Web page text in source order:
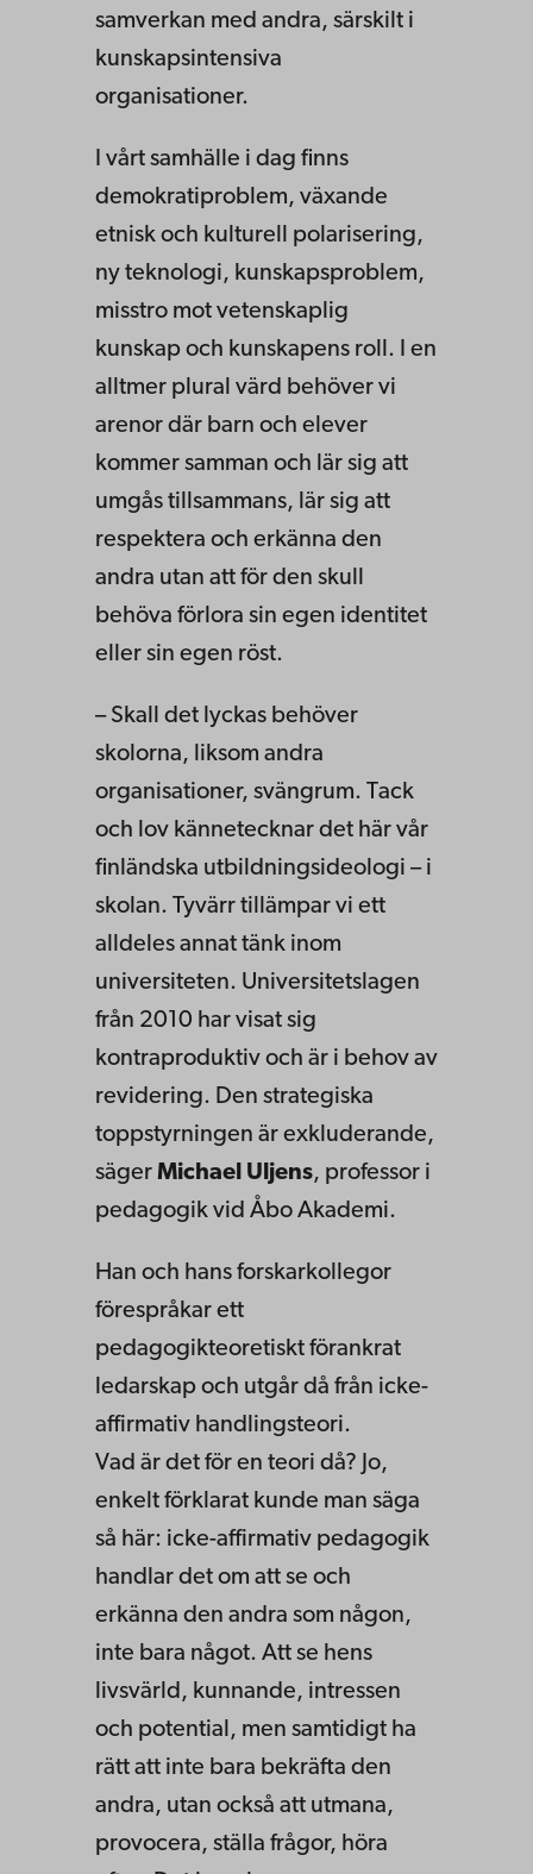
samverkan med andra, särskilt i
kunskapsintensiva
organisationer.
I vårt samhälle i dag finns
demokratiproblem, växande
etnisk och kulturell polarisering,
ny teknologi, kunskapsproblem,
misstro mot vetenskaplig
kunskap och kunskapens roll. I en
alltmer plural värd behöver vi
arenor där barn och elever
kommer samman och lär sig att
umgås tillsammans, lär sig att
respektera och erkänna den
andra utan att för den skull
behöva förlora sin egen identitet
eller sin egen röst.
– Skall det lyckas behöver
skolorna, liksom andra
organisationer, svängrum. Tack
och lov kännetecknar det här vår
finländska utbildningsideologi – i
skolan. Tyvärr tillämpar vi ett
alldeles annat tänk inom
universiteten. Universitetslagen
från 2010 har visat sig
kontraproduktiv och är i behov av
revidering. Den strategiska
toppstyrningen är exkluderande,
säger Michael Uljens, professor i
pedagogik vid Åbo Akademi.
Han och hans forskarkollegor
förespråkar ett
pedagogikteoretiskt förankrat
ledarskap och utgår då från icke-
affirmativ handlingsteori.
Vad är det för en teori då? Jo,
enkelt förklarat kunde man säga
så här: icke-affirmativ pedagogik
handlar det om att se och
erkänna den andra som någon,
inte bara något. Att se hens
livsvärld, kunnande, intressen
och potential, men samtidigt ha
rätt att inte bara bekräfta den
andra, utan också att utmana,
provocera, ställa frågor, höra